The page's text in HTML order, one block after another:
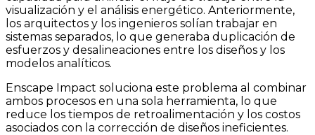
visualización y el análisis energético. Anteriormente,
los arquitectos y los ingenieros solían trabajar en
sistemas separados, lo que generaba duplicación de
esfuerzos y desalineaciones entre los diseños y los
modelos analíticos.
Enscape Impact soluciona este problema al combinar
ambos procesos en una sola herramienta, lo que
reduce los tiempos de retroalimentación y los costos
asociados con la corrección de diseños ineficientes.